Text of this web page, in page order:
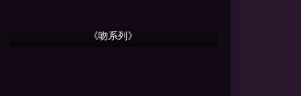
《吻系列》